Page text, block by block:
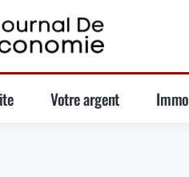
Votre argent Immo